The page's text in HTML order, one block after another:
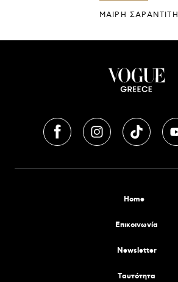
ΜΑΊΡΗ ΣΑΡΑΝΤΊΤΗ
Home
Επικοινωνία
Newsletter
Tαυτότητα